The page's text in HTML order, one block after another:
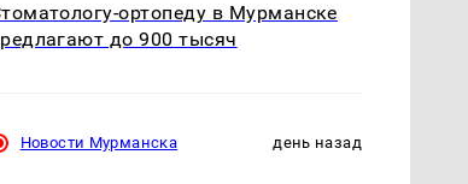
ортопеду в Мурманске
до 900 тысяч
Новости Мурманска день назад